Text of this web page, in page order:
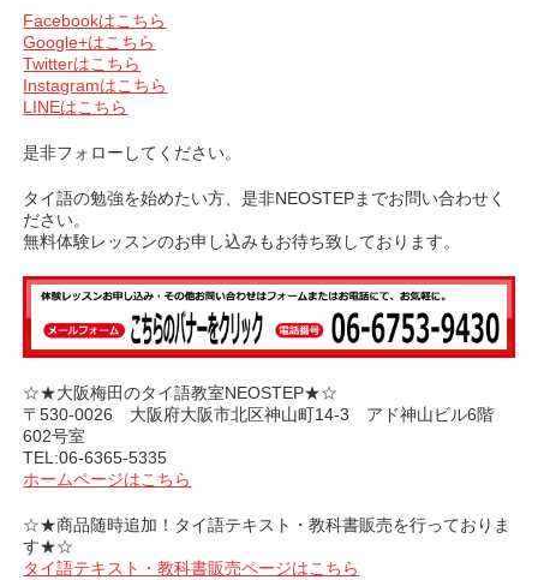
Facebookはこちら
Google+はこちら
Twitterはこちら
Instagramはこちら
LINEはこちら
是非フォローしてください。
タイ語の勉強を始めたい方、是非NEOSTEPまでお問い合わせく
ださい。
無料体験レッスンのお申し込みもお待ち致しております。
☆★大阪梅田のタイ語教室NEOSTEP★☆
〒530-0026 大阪府大阪市北区神山町14-3 アド神山ビル6階
602号室
TEL:06-6365-5335
ホームページはこちら
☆★商品随時追加！タイ語テキスト・教科書販売を行っておりま
す★☆
タイ語テキスト・教科書販売ページはこちら